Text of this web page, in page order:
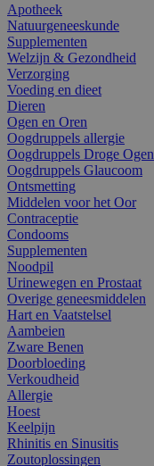
Apotheek
Natuurgeneeskunde
Supplementen
Welzijn & Gezondheid
Verzorging
Voeding en dieet
Dieren
Ogen en Oren
Oogdruppels allergie
Oogdruppels Droge Ogen
Oogdruppels Glaucoom
Ontsmetting
Middelen voor het Oor
Contraceptie
Condooms
Supplementen
Noodpil
Urinewegen en Prostaat
Overige geneesmiddelen
Hart en Vaatstelsel
Aambeien
Zware Benen
Doorbloeding
Verkoudheid
Allergie
Hoest
Keelpijn
Rhinitis en Sinusitis
Zoutoplossingen